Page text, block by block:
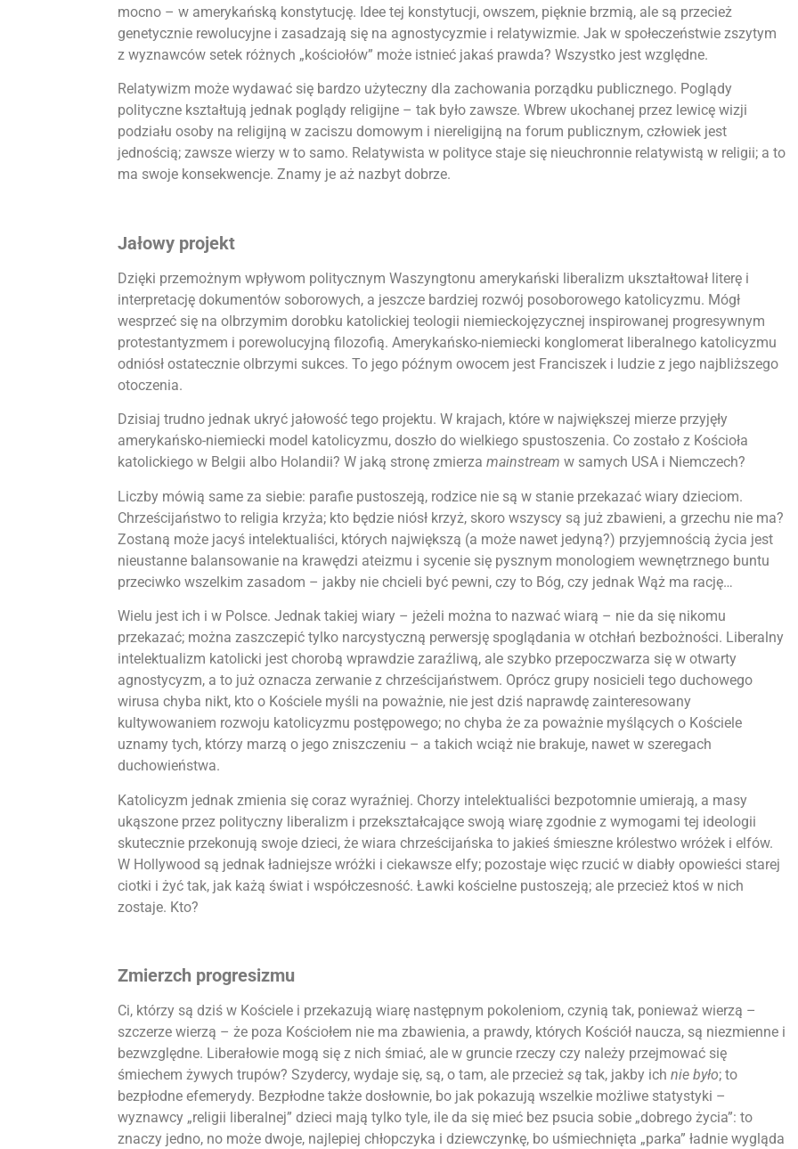
mocno – w amerykańską konstytucję. Idee tej konstytucji, owszem, pięknie brzmią, ale są przecież
genetycznie rewolucyjne i zasadzają się na agnostycyzmie i relatywizmie. Jak w społeczeństwie zszytym
z wyznawców setek różnych „kościołów” może istnieć jakaś prawda? Wszystko jest względne.
Relatywizm może wydawać się bardzo użyteczny dla zachowania porządku publicznego. Poglądy
polityczne kształtują jednak poglądy religijne – tak było zawsze. Wbrew ukochanej przez lewicę wizji
podziału osoby na religijną w zaciszu domowym i niereligijną na forum publicznym, człowiek jest
jednością; zawsze wierzy w to samo. Relatywista w polityce staje się nieuchronnie relatywistą w religii; a to
ma swoje konsekwencje. Znamy je aż nazbyt dobrze.
Jałowy projekt
Dzięki przemożnym wpływom politycznym Waszyngtonu amerykański liberalizm ukształtował literę i
interpretację dokumentów soborowych, a jeszcze bardziej rozwój posoborowego katolicyzmu. Mógł
wesprzeć się na olbrzymim dorobku katolickiej teologii niemieckojęzycznej inspirowanej progresywnym
protestantyzmem i porewolucyjną filozofią. Amerykańsko-niemiecki konglomerat liberalnego katolicyzmu
odniósł ostatecznie olbrzymi sukces. To jego późnym owocem jest Franciszek i ludzie z jego najbliższego
otoczenia.
Dzisiaj trudno jednak ukryć jałowość tego projektu. W krajach, które w największej mierze przyjęły
amerykańsko-niemiecki model katolicyzmu, doszło do wielkiego spustoszenia. Co zostało z Kościoła
katolickiego w Belgii albo Holandii? W jaką stronę zmierza mainstream w samych USA i Niemczech?
Liczby mówią same za siebie: parafie pustoszeją, rodzice nie są w stanie przekazać wiary dzieciom.
Chrześcijaństwo to religia krzyża; kto będzie niósł krzyż, skoro wszyscy są już zbawieni, a grzechu nie ma?
Zostaną może jacyś intelektualiści, których największą (a może nawet jedyną?) przyjemnością życia jest
nieustanne balansowanie na krawędzi ateizmu i sycenie się pysznym monologiem wewnętrznego buntu
przeciwko wszelkim zasadom – jakby nie chcieli być pewni, czy to Bóg, czy jednak Wąż ma rację…
Wielu jest ich i w Polsce. Jednak takiej wiary – jeżeli można to nazwać wiarą – nie da się nikomu
przekazać; można zaszczepić tylko narcystyczną perwersję spoglądania w otchłań bezbożności. Liberalny
intelektualizm katolicki jest chorobą wprawdzie zaraźliwą, ale szybko przepoczwarza się w otwarty
agnostycyzm, a to już oznacza zerwanie z chrześcijaństwem. Oprócz grupy nosicieli tego duchowego
wirusa chyba nikt, kto o Kościele myśli na poważnie, nie jest dziś naprawdę zainteresowany
kultywowaniem rozwoju katolicyzmu postępowego; no chyba że za poważnie myślących o Kościele
uznamy tych, którzy marzą o jego zniszczeniu – a takich wciąż nie brakuje, nawet w szeregach
duchowieństwa.
Katolicyzm jednak zmienia się coraz wyraźniej. Chorzy intelektualiści bezpotomnie umierają, a masy
ukąszone przez polityczny liberalizm i przekształcające swoją wiarę zgodnie z wymogami tej ideologii
skutecznie przekonują swoje dzieci, że wiara chrześcijańska to jakieś śmieszne królestwo wróżek i elfów.
W Hollywood są jednak ładniejsze wróżki i ciekawsze elfy; pozostaje więc rzucić w diabły opowieści starej
ciotki i żyć tak, jak każą świat i współczesność. Ławki kościelne pustoszeją; ale przecież ktoś w nich
zostaje. Kto?
Zmierzch progresizmu
Ci, którzy są dziś w Kościele i przekazują wiarę następnym pokoleniom, czynią tak, ponieważ wierzą –
szczerze wierzą – że poza Kościołem nie ma zbawienia, a prawdy, których Kościół naucza, są niezmienne i
bezwzględne. Liberałowie mogą się z nich śmiać, ale w gruncie rzeczy czy należy przejmować się
śmiechem żywych trupów? Szydercy, wydaje się, są, o tam, ale przecież są tak, jakby ich nie było; to
bezpłodne efemerydy. Bezpłodne także dosłownie, bo jak pokazują wszelkie możliwe statystyki –
wyznawcy „religii liberalnej” dzieci mają tylko tyle, ile da się mieć bez psucia sobie „dobrego życia”: to
znaczy jedno, no może dwoje, najlepiej chłopczyka i dziewczynkę, bo uśmiechnięta „parka” ładnie wygląda